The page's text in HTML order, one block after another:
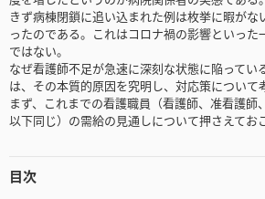
きず病棟閉鎖に追い込まれた例は枚挙に暇がな
ったのである。これはコロナ禍の影響といった
ではない。
なぜ看護師不足が急速に深刻な状態に陥ってい
は、その本質的原因を究明し、対応策について
まず、これまでの看護職員（看護師、准看護師
以下同じ）の需給の見通しについて押さえてお
目次